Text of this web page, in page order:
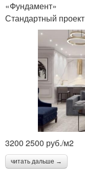
«Фундамент»
Стандартный проект
3200 2500 руб./м2
читать дальше →